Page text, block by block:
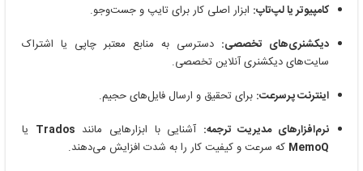
کامپیوتر یا لپ‌تاپ: ابزار اصلی کار برای تایپ و جست‌وجو.
دیکشنری‌های تخصصی: دسترسی به منابع معتبر چاپی یا اشتراک
سایت‌های دیکشنری آنلاین تخصصی.
اینترنت پرسرعت: برای تحقیق و ارسال فایل‌های حجیم.
نرم‌افزارهای مدیریت ترجمه: آشنایی با ابزارهایی مانند Trados یا
MemoQ که سرعت و کیفیت کار را به شدت افزایش می‌دهند.